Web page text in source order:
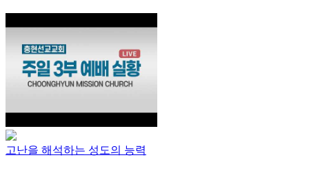
고난을 해석하는 성도의 능력